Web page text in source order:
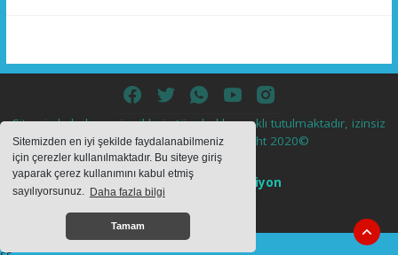
Sitemizden en iyi şekilde faydalanabilmeniz
için çerezler kullanılmaktadır. Bu siteye giriş
yaparak çerez kullanımını kabul etmiş
sayılıyorsunuz. Daha fazla bilgi
Tamam
Sitemizde bulunan içeriklerin tüm hakları saklı tutulmaktadır, izinsiz
içerikler kullanılamaz. Copyright 2020©
Haber Yazılımı:
Web Aksiyon
haber yazılımı haber paketi
script